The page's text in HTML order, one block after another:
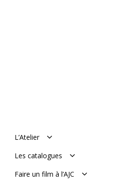
L’Atelier
Manifeste
Histoire : de 1977 à aujourd’hui
L’équipe
Mémoires de l’AJC
Les catalogues
Le catalogue en ligne
Le catalogue vimeo
Faire un film à l’AJC